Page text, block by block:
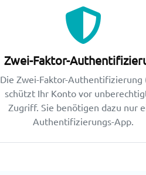
Zwei-Faktor-
Die Zwei-Faktor-Authentifizierung
schützt Ihr Konto vor
Zugriff. Sie benötigen dazu nur
Authentifizierungs-App.